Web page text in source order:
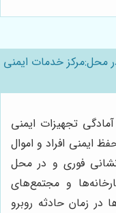
محل:مرکز خدمات ایمنی
تجهیزات ایمنی
ایمنی افراد و اموال
فوری و در محل
و مجتمع‌های
زمان حادثه روبرو